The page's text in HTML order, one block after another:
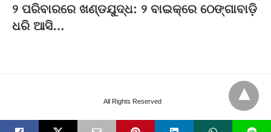
୨ ପରିବାରରେ ଖଣ୍ଡଯୁଦ୍ଧ: ୨ ବାଇକ୍‌ରେ ଠେଙ୍ଗାବାଡ଼ି
ଧରି ଆସି…
All Rights Reserved